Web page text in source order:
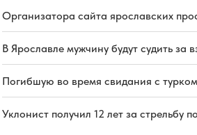
Организатора сайта ярославских
В Ярославле мужчину будут судить за
Погибшую во время свидания с
Уклонист получил 12 лет за стрельбу